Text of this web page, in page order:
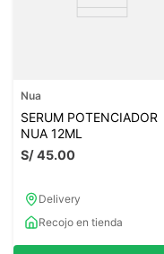
Nua
SERUM POTENCIADOR
NUA 12ML
S/45.00
Delivery
Recojo en tienda